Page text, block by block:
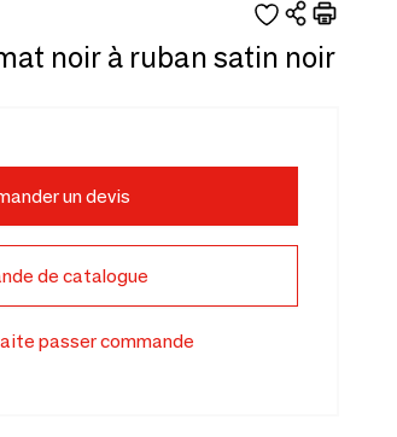
noir à ruban satin noir
un devis
de catalogue
passer commande